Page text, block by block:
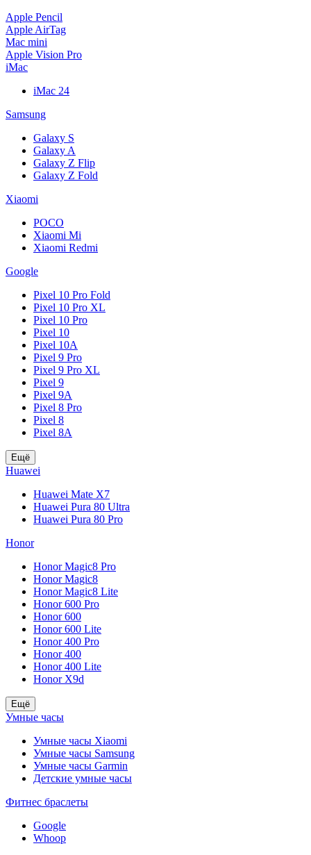
Apple Pencil
Apple AirTag
Mac mini
Apple Vision Pro
iMac
iMac 24
Samsung
Galaxy S
Galaxy A
Galaxy Z Flip
Galaxy Z Fold
Xiaomi
POCO
Xiaomi Mi
Xiaomi Redmi
Google
Pixel 10 Pro Fold
Pixel 10 Pro XL
Pixel 10 Pro
Pixel 10
Pixel 10A
Pixel 9 Pro
Pixel 9 Pro XL
Pixel 9
Pixel 9A
Pixel 8 Pro
Pixel 8
Pixel 8A
Ещё
Huawei
Huawei Mate X7
Huawei Pura 80 Ultra
Huawei Pura 80 Pro
Honor
Honor Magic8 Pro
Honor Magic8
Honor Magic8 Lite
Honor 600 Pro
Honor 600
Honor 600 Lite
Honor 400 Pro
Honor 400
Honor 400 Lite
Honor X9d
Ещё
Умные часы
Умные часы Xiaomi
Умные часы Samsung
Умные часы Garmin
Детские умные часы
Фитнес браслеты
Google
Whoop